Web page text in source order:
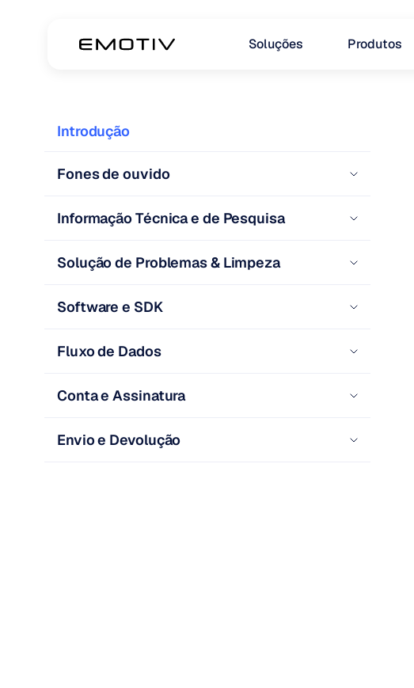
Soluções Produtos
Introdução
Fones de ouvido
Informação Técnica e de Pesquisa
Solução de Problemas & Limpeza
Software e SDK
Fluxo de Dados
Conta e Assinatura
Envio e Devolução